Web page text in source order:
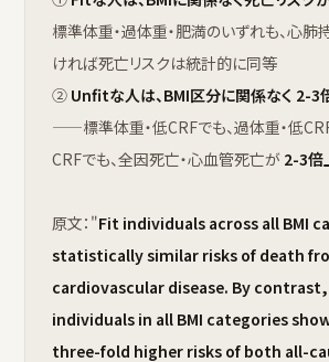
標準体重・過体重・肥満のいずれも、心肺
ければ死亡リスクは統計的に同等
② Unfitな人は、BMI区分に関係なく 2-3
——標準体重・低CRFでも、過体重・低
CRFでも、全因死亡・心血管死亡が 2-3倍
原文："Fit individuals across all BMI
statistically similar risks of death
cardiovascular disease. By
individuals in all BMI categories
three-fold higher risks of both all-